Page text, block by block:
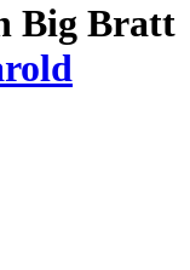
Big Bratt